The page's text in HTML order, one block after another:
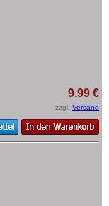
9,99 €
zzgl. Versand